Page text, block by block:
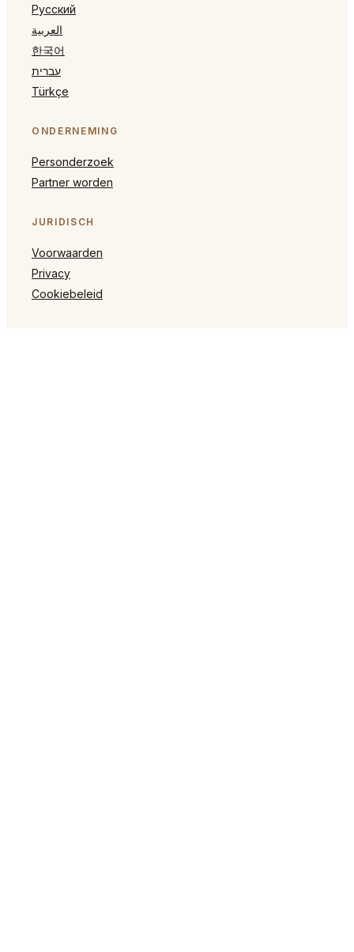
Русский
العربية
한국어
עברית
Türkçe
ONDERNEMING
Personderzoek
Partner worden
JURIDISCH
Voorwaarden
Privacy
Cookiebeleid